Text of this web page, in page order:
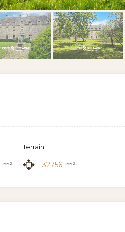
m²
Terrain
32756 m²